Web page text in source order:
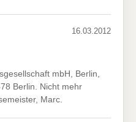
16.03.2012
mbH, Berlin,
Berlin. Nicht mehr
Marc.